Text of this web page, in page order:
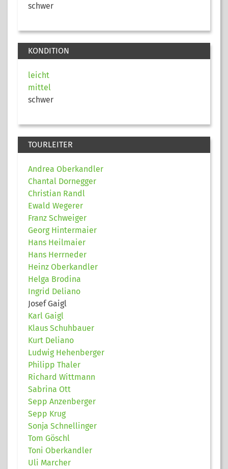
schwer
KONDITION
leicht
mittel
schwer
TOURLEITER
Andrea Oberkandler
Chantal Dornegger
Christian Randl
Ewald Wegerer
Franz Schweiger
Georg Hintermaier
Hans Heilmaier
Hans Herrneder
Heinz Oberkandler
Helga Brodina
Ingrid Deliano
Josef Gaigl
Karl Gaigl
Klaus Schuhbauer
Kurt Deliano
Ludwig Hehenberger
Philipp Thaler
Richard Wittmann
Sabrina Ott
Sepp Anzenberger
Sepp Krug
Sonja Schnellinger
Tom Göschl
Toni Oberkandler
Uli Marcher